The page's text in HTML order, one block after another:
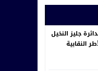
جليز النخيل
النقابية